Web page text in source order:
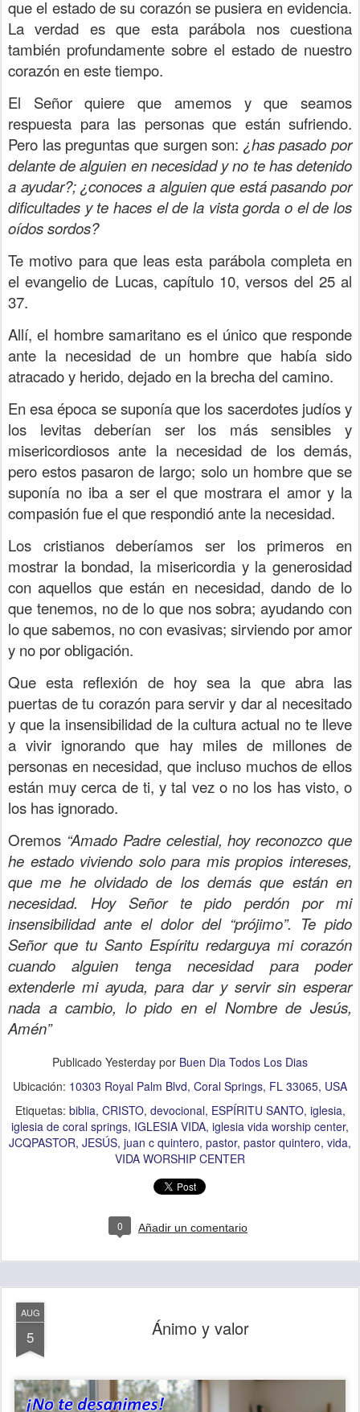
que el estado de su corazón se pusiera en evidencia.
La verdad es que esta parábola nos cuestiona
también profundamente sobre el estado de nuestro
corazón en este tiempo.
El Señor quiere que amemos y que seamos
respuesta para las personas que están sufriendo.
Pero las preguntas que surgen son: ¿has pasado por
delante de alguien en necesidad y no te has detenido
a ayudar?; ¿conoces a alguien que está pasando por
dificultades y te haces el de la vista gorda o el de los
oídos sordos?
Te motivo para que leas esta parábola completa en
el evangelio de Lucas, capítulo 10, versos del 25 al
37.
Allí, el hombre samaritano es el único que responde
ante la necesidad de un hombre que había sido
atracado y herido, dejado en la brecha del camino.
En esa época se suponía que los sacerdotes judíos y
los levitas deberían ser los más sensibles y
misericordiosos ante la necesidad de los demás,
pero estos pasaron de largo; solo un hombre que se
suponía no iba a ser el que mostrara el amor y la
compasión fue el que respondió ante la necesidad.
Los cristianos deberíamos ser los primeros en
mostrar la bondad, la misericordia y la generosidad
con aquellos que están en necesidad, dando de lo
que tenemos, no de lo que nos sobra; ayudando con
lo que sabemos, no con evasivas; sirviendo por amor
y no por obligación.
Que esta reflexión de hoy sea la que abra las
puertas de tu corazón para servir y dar al necesitado
y que la insensibilidad de la cultura actual no te lleve
a vivir ignorando que hay miles de millones de
personas en necesidad, que incluso muchos de ellos
están muy cerca de ti, y tal vez o no los has visto, o
los has ignorado.
Oremos “Amado Padre celestial, hoy reconozco que
he estado viviendo solo para mis propios intereses,
que me he olvidado de los demás que están en
necesidad. Hoy Señor te pido perdón por mi
insensibilidad ante el dolor del “prójimo”. Te pido
Señor que tu Santo Espíritu redarguya mi corazón
cuando alguien tenga necesidad para poder
extenderle mi ayuda, para dar y servir sin esperar
nada a cambio, lo pido en el Nombre de Jesús,
Amén”
Publicado Yesterday por Buen Dia Todos Los Dias
Ubicación: 10303 Royal Palm Blvd, Coral Springs, FL 33065, USA
Etiquetas: biblia CRISTO devocional ESPÍRITU SANTO iglesia
iglesia de coral springs IGLESIA VIDA iglesia vida worship center
JCQPASTOR JESÚS juan c quintero pastor pastor quintero vida
VIDA WORSHIP CENTER
0 Añadir un comentario
AUG
5 Ánimo y valor